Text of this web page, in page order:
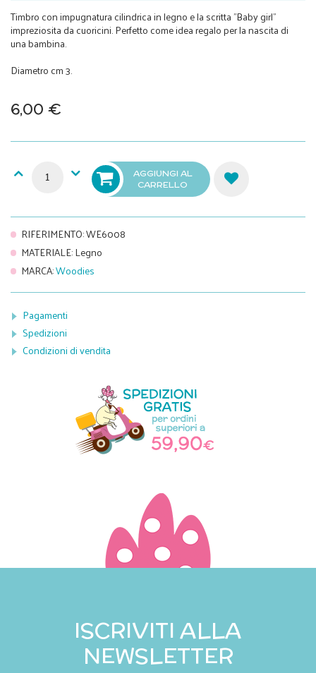
Timbro con impugnatura cilindrica in legno e la scritta "Baby girl"
impreziosita da cuoricini. Perfetto come idea regalo per la nascita di
una bambina.
Diametro cm 3.
6,00 €
AGGIUNGI AL
CARRELLO
RIFERIMENTO:WE6008
MATERIALE:Legno
MARCA:Woodies
Pagamenti
Spedizioni
Condizioni di vendita
ISCRIVITI ALLA
NEWSLETTER